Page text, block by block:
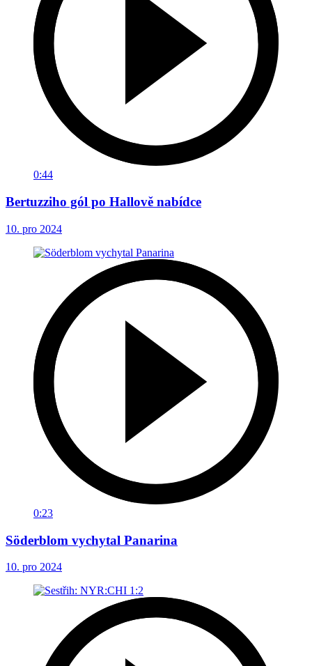
0:44
Bertuzziho gól po Hallově nabídce
10. pro 2024
0:23
Söderblom vychytal Panarina
10. pro 2024